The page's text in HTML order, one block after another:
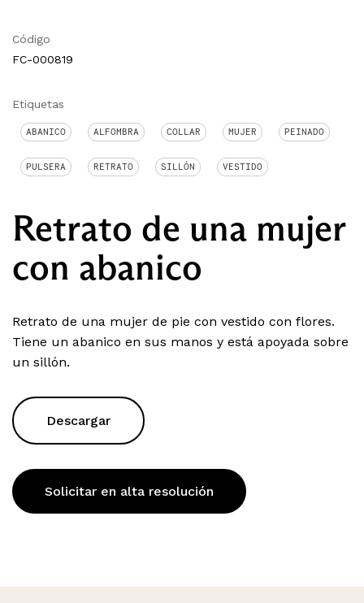
Código
FC-000819
Etiquetas
ABANICO ALFOMBRA COLLAR MUJER PEINADO
PULSERA RETRATO SILLÓN VESTIDO
Retrato de una mujer
con abanico
Retrato de una mujer de pie con vestido con flores.
Tiene un abanico en sus manos y está apoyada sobre
un sillón.
Descargar
Solicitar en alta resolución